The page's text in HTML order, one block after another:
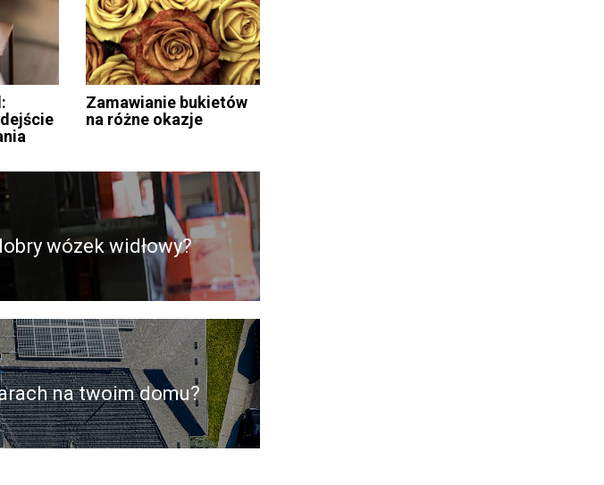
Zamawianie bukietów
na różne okazje
wózek widłowy?
na twoim domu?